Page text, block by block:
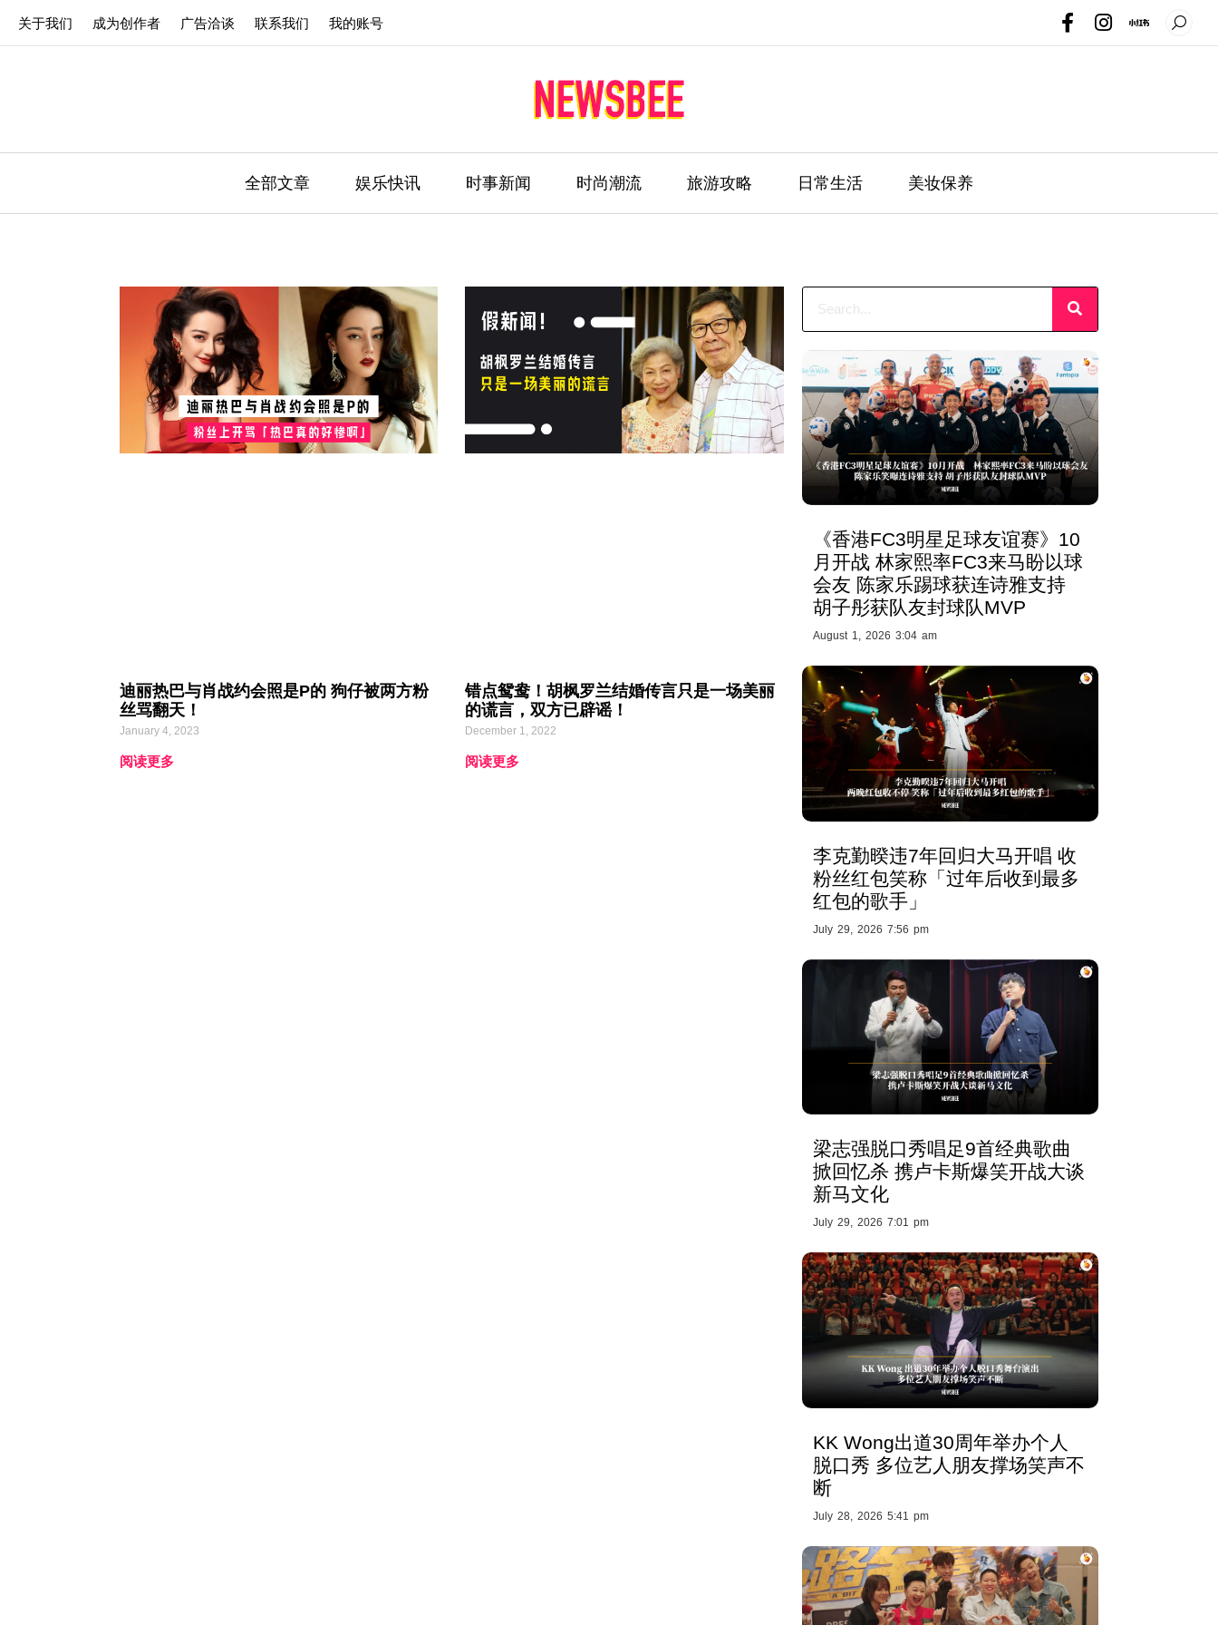
关于我们 成为创作者 广告洽谈 联系我们 我的账号
全部文章 娱乐快讯 时事新闻 时尚潮流 旅游攻略 日常生活 美妆保养
迪丽热巴与肖战约会照是P的 狗仔被两方粉
丝骂翻天！
January 4, 2023
阅读更多
错点鸳鸯！胡枫罗兰结婚传言只是一场美丽
的谎言，双方已辟谣！
December 1, 2022
阅读更多
《香港FC3明星足球友谊赛》10
月开战 林家熙率FC3来马盼以球
会友 陈家乐踢球获连诗雅支持
胡子彤获队友封球队MVP
August 1, 2026 3:04 am
李克勤暌违7年回归大马开唱 收
粉丝红包笑称「过年后收到最多
红包的歌手」
July 29, 2026 7:56 pm
梁志强脱口秀唱足9首经典歌曲
掀回忆杀 携卢卡斯爆笑开战大谈
新马文化
July 29, 2026 7:01 pm
KK Wong出道30周年举办个人
脱口秀 多位艺人朋友撑场笑声不
断
July 28, 2026 5:41 pm